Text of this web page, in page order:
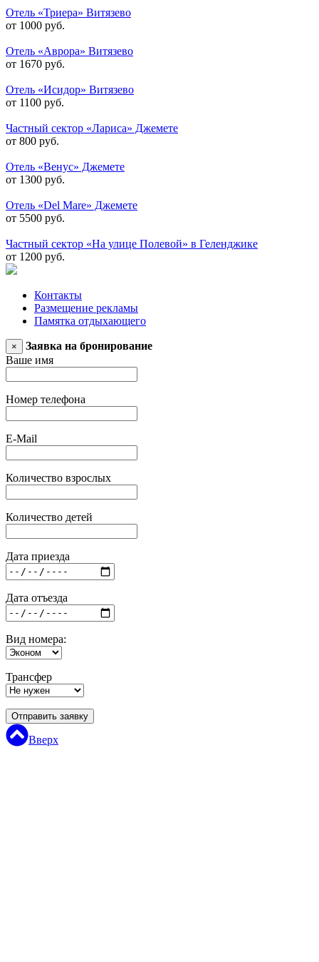
Отель «Триера» Витязево
от 1000 руб.
Отель «Аврора» Витязево
от 1670 руб.
Отель «Исидор» Витязево
от 1100 руб.
Частный сектор «Лариса» Джемете
от 800 руб.
Отель «Венус» Джемете
от 1300 руб.
Отель «Del Mare» Джемете
от 5500 руб.
Частный сектор «На улице Полевой» в Геленджике
от 1200 руб.
Контакты
Размещение рекламы
Памятка отдыхающего
×
Заявка на бронирование
Ваше имя
Номер телефона
E-Mail
Количество взрослых
Количество детей
Дата приезда
Дата отъезда
Вид номера:
Трансфер
Отправить заявку
Вверх